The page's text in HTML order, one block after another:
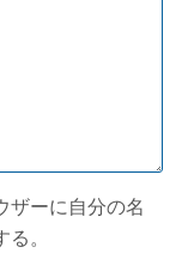
ザーに自分の名
。